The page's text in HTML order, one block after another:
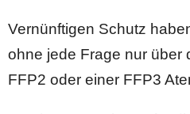
Vernünftigen Schutz
ohne jede Frage nur über
FFP2 oder einer FFP3